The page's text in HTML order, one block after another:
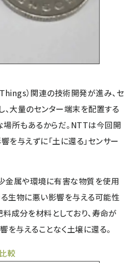
）関連の技術開発が進み、セ
、大量のセンター端末を配置する
所もあるからだ。NTTは今回開
を与えずに「土に還る」センサー
金属や環境に有害な物質を使用
る生物に悪い影響を与える可能性
成分を材料としており、寿命が
与えることなく土壌に還る。
較